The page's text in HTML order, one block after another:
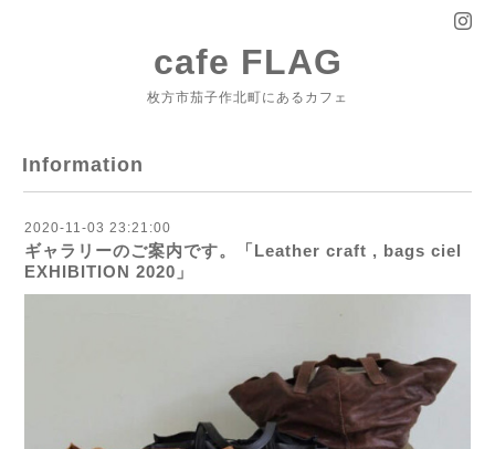
cafe FLAG
枚方市茄子作北町にあるカフェ
Information
2020-11-03 23:21:00
ギャラリーのご案内です。「Leather craft , bags ciel
EXHIBITION 2020」